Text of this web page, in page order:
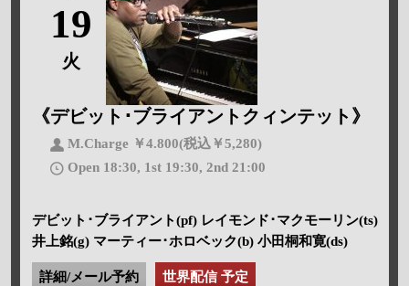
19
火
《デビット･ブライアントクィンテット》
M.Charge ￥4.800(税込￥5,280)
Open 18:30, 1st 19:30, 2nd 21:00
デビット･ブライアント(pf) レイモンド･マクモーリン(ts)
井上銘(g) マーティー･ホロベック(b) 小田桐和寛(ds)
詳細/メール予約 世界配信 予定